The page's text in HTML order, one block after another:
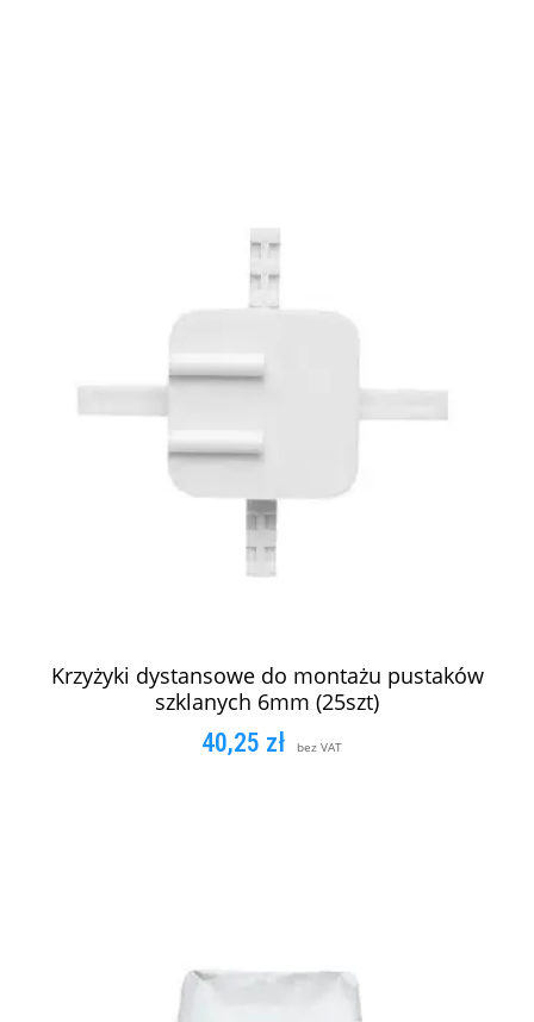
Krzyżyki dystansowe do montażu pustaków
szklanych 6mm (25szt)
40,25 zł bez VAT